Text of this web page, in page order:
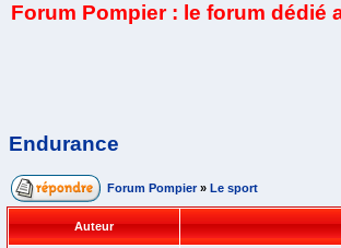
Forum Pompier : le forum dédié
Endurance
Forum Pompier » Le sport
Auteur